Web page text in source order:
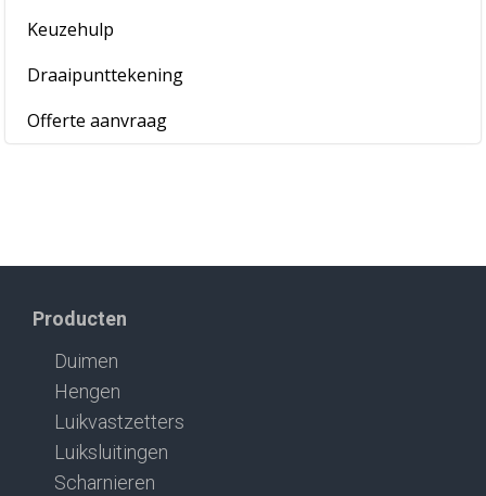
Keuzehulp
Draaipunttekening
Offerte aanvraag
Producten
Duimen
Hengen
Luikvastzetters
Luiksluitingen
Scharnieren